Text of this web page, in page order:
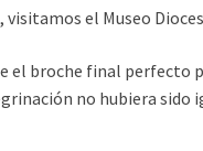
el Museo
el broche final perfecto
no hubiera sido